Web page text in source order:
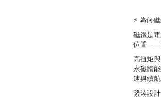
⚡ 為何
磁鐵是
位置——
高扭矩
永磁體
速與續航
緊湊設